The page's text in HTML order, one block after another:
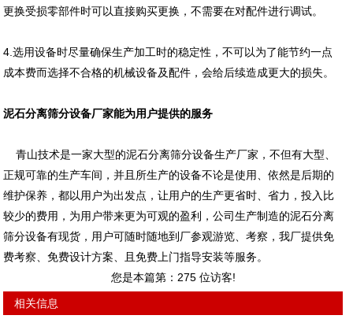
更换受损零部件时可以直接购买更换，不需要在对配件进行调试。
4.选用设备时尽量确保生产加工时的稳定性，不可以为了能节约一点
成本费而选择不合格的机械设备及配件，会给后续造成更大的损失。
泥石分离筛分设备厂家能为用户提供的服务
青山技术是一家大型的泥石分离筛分设备生产厂家，不但有大型、
正规可靠的生产车间，并且所生产的设备不论是使用、依然是后期的
维护保养，都以用户为出发点，让用户的生产更省时、省力，投入比
较少的费用，为用户带来更为可观的盈利，公司生产制造的泥石分离
筛分设备有现货，用户可随时随地到厂参观游览、考察，我厂提供免
费考察、免费设计方案、且免费上门指导安装等服务。
您是本篇第： 275位访客!
相关信息